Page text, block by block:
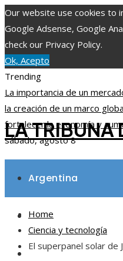
Our website use cookies to
Google Adsense, Google
check our Privacy Policy.
Ok, Acepto
Trending
La importancia de un
la creación de un marco
fortalecer la economía y
sábado, agosto 8
LA TRIBUNA
Argentina
Inversiones y
Ciencia y
Home
Ciencia y tecnología
El superpanel solar de